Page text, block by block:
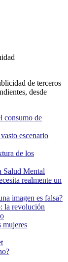
de terceros
desde
consumo de
escenario
de los
Salud Mental
realmente un
imagen es falsa?
la revolución
mujeres